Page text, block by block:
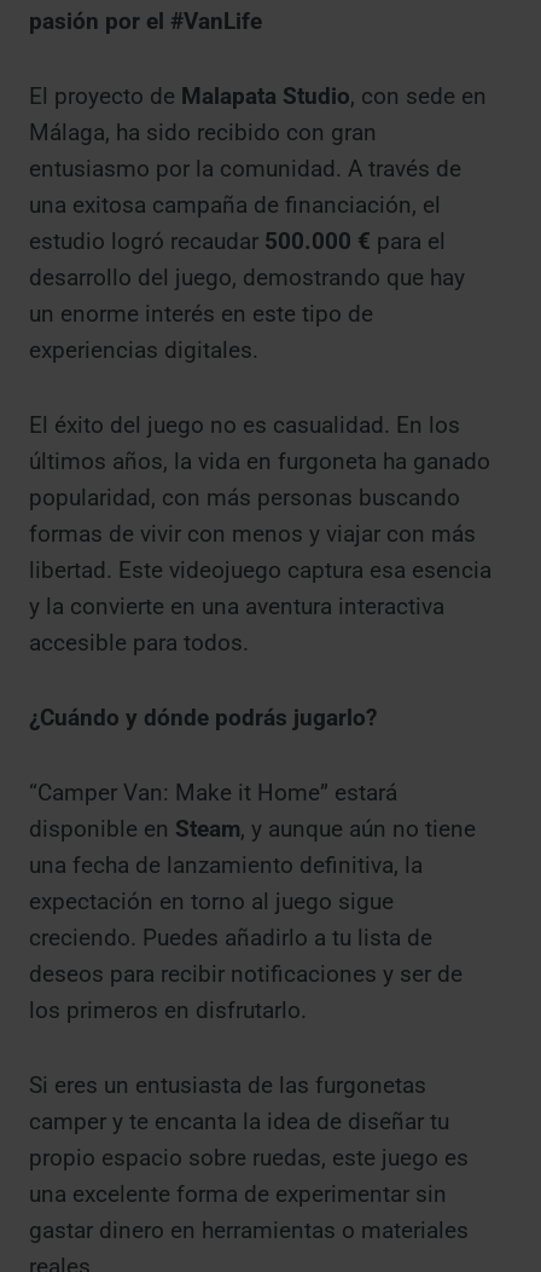
pasión por el #VanLife
El proyecto de Malapata Studio, con sede en
Málaga, ha sido recibido con gran
entusiasmo por la comunidad. A través de
una exitosa campaña de financiación, el
estudio logró recaudar 500.000 € para el
desarrollo del juego, demostrando que hay
un enorme interés en este tipo de
experiencias digitales.
El éxito del juego no es casualidad. En los
últimos años, la vida en furgoneta ha ganado
popularidad, con más personas buscando
formas de vivir con menos y viajar con más
libertad. Este videojuego captura esa esencia
y la convierte en una aventura interactiva
accesible para todos.
¿Cuándo y dónde podrás jugarlo?
“Camper Van: Make it Home” estará
disponible en Steam, y aunque aún no tiene
una fecha de lanzamiento definitiva, la
expectación en torno al juego sigue
creciendo. Puedes añadirlo a tu lista de
deseos para recibir notificaciones y ser de
los primeros en disfrutarlo.
Si eres un entusiasta de las furgonetas
camper y te encanta la idea de diseñar tu
propio espacio sobre ruedas, este juego es
una excelente forma de experimentar sin
gastar dinero en herramientas o materiales
reales.